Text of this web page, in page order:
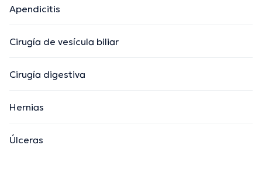
Apendicitis
Cirugía de vesícula biliar
Cirugía digestiva
Hernias
Úlceras